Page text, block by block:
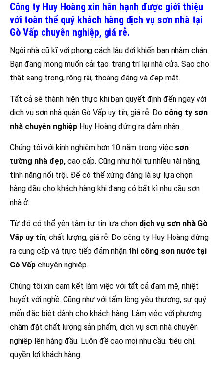
Công ty Huy Hoàng xin hân hạnh được giới thiệu
với toàn thể quý khách hàng dịch vụ sơn nhà tại
Gò Vấp chuyên nghiệp, giá rẻ.
Ngôi nhà cũ kĩ với phong cách lâu đời khiến bạn nhàm chán.
Bạn đang mong muốn cải tạo, trang trí lại nhà cửa. Sao cho
thật sang trọng, rộng rãi, thoáng đãng và đẹp mắt.
Tất cả sẽ thành hiện thực khi bạn quyết định đến ngay với
dịch vụ sơn nhà quận Gò Vấp uy tín, giá rẻ. Do công ty sơn
nhà chuyên nghiệp Huy Hoàng đứng ra đảm nhận.
Chúng tôi với kinh nghiệm hơn 10 năm trong việc sơn
tường nhà đẹp, cao cấp. Cũng như hội tụ nhiều tài năng,
tính năng nổi trội. Để có thể xứng đáng là sự lựa chọn
hàng đầu cho khách hàng khi đang có bất kì nhu cầu sơn
nhà ở.
Từ đó có thể yên tâm tự tin lựa chọn dịch vụ sơn nhà Gò
Vấp uy tín, chất lượng, giá rẻ. Do công ty Huy Hoàng đứng
ra cung cấp và trực tiếp đảm nhận thi công sơn nước tại
Gò Vấp chuyên nghiệp.
Chúng tôi xin cam kết làm việc với tất cả đam mê, nhiệt
huyết với nghề. Cũng như với tấm lòng yêu thương, sự quý
mến đặc biệt dành cho khách hàng. Làm việc với phương
châm đặt chất lượng sản phẩm, dịch vụ sơn nhà chuyên
nghiệp lên hàng đầu. Luôn đề cao mọi nhu cầu, tiêu chí,
quyền lợi khách hàng.